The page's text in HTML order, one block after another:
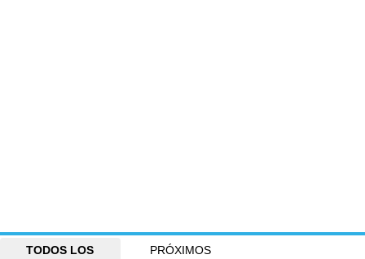
TODOS LOS
PRÓXIMOS